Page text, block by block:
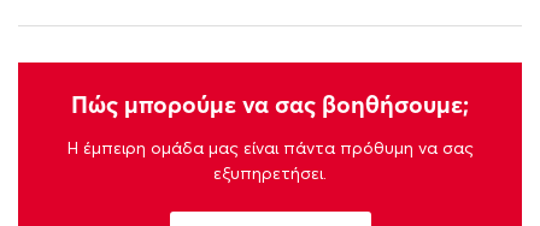
Πώς μπορούμε να σας βοηθήσουμε;
Η έμπειρη ομάδα μας είναι πάντα πρόθυμη να σας
ΕΠΙΚΟΙΝΩΝΙΑ